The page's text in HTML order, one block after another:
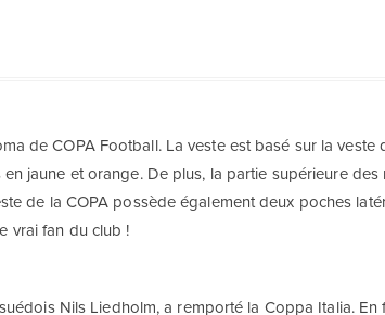
de COPA Football. La veste est basé sur la veste
jaune et orange. De plus, la partie supérieure des
de la COPA possède également deux poches
vrai fan du club !
Nils Liedholm, a remporté la Coppa Italia. En